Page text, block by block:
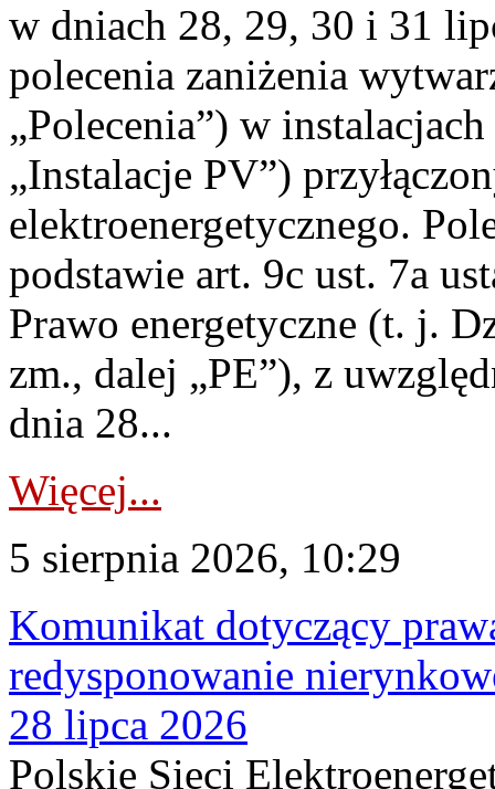
w dniach 28, 29, 30 i 31
polecenia zaniżenia
„Polecenia”) w
„Instalacje PV”)
elektroenergetycznego.
podstawie art. 9c ust. 7a
Prawo energetyczne (t. j.
zm., dalej „PE”), z
dnia 28...
Więcej...
5 sierpnia 2026, 10:29
Komunikat dotyczący
redysponowanie
28 lipca 2026
Polskie Sieci